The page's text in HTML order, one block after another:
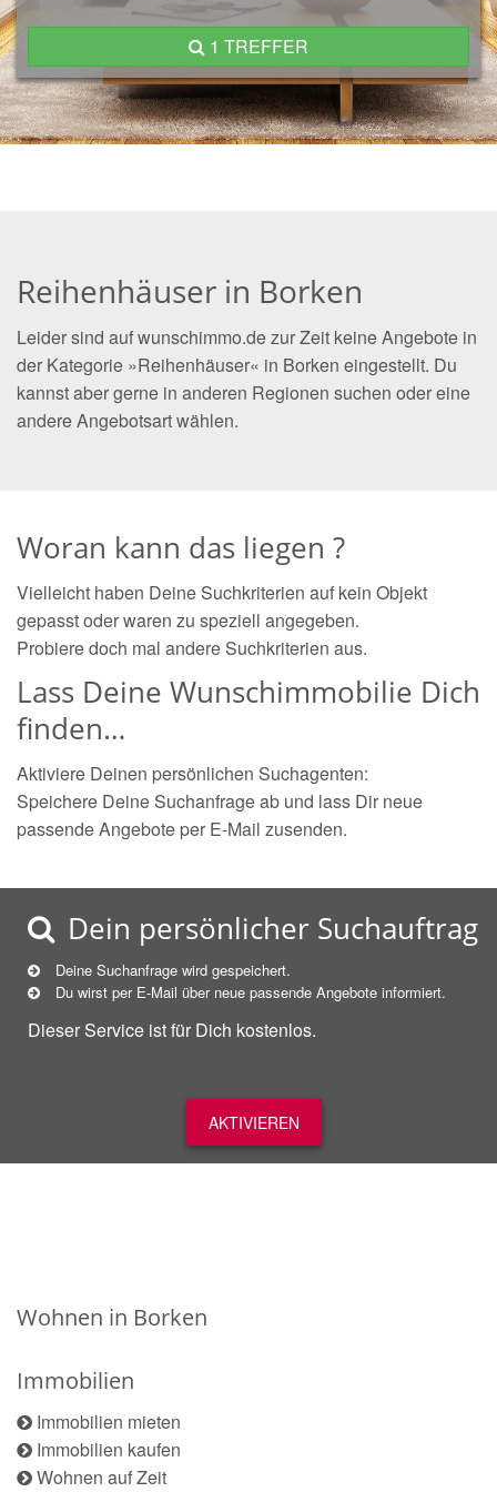
1 TREFFER
Reihenhäuser in Borken
Leider sind auf wunschimmo.de zur Zeit keine Angebote in
der Kategorie »Reihenhäuser« in Borken eingestellt. Du
kannst aber gerne in anderen Regionen suchen oder eine
andere Angebotsart wählen.
Woran kann das liegen ?
Vielleicht haben Deine Suchkriterien auf kein Objekt
gepasst oder waren zu speziell angegeben.
Probiere doch mal andere Suchkriterien aus.
Lass Deine Wunschimmobilie Dich
finden…
Aktiviere Deinen persönlichen Suchagenten:
Speichere Deine Suchanfrage ab und lass Dir neue
passende Angebote per E-Mail zusenden.
Dein persönlicher Suchauftrag
Deine Suchanfrage wird gespeichert.
Du wirst per E-Mail über neue passende Angebote informiert.
Dieser Service ist für Dich kostenlos.
AKTIVIEREN
Wohnen in Borken
Immobilien
Immobilien mieten
Immobilien kaufen
Wohnen auf Zeit